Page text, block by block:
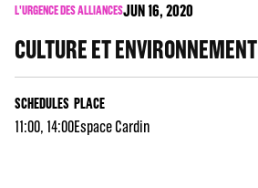
L'URGENCE DES ALLIANCESJUN16, 2020
CULTURE ET ENVIRONNEMENT
SCHEDULES
11:00, 14:00
PLACE
Espace Cardin